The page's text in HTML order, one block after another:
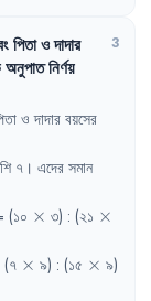
পিতাওদাদার
অনুপাতনির্ণয়
3
ও দাদার বয়সের
৭ । এদের সমান
(১০ \times
× ৩) : (২১ ×
(৭ \times
× ৯) : (১৫ \times
× ৯)